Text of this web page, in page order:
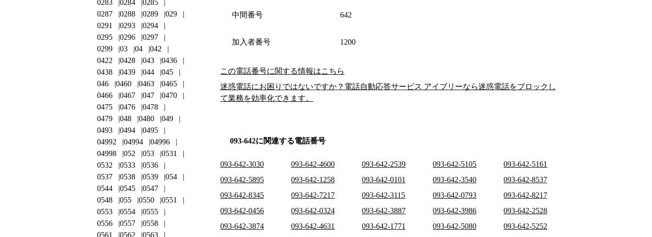
中間番号 642
加入者番号 1200
この電話番号に関する情報はこちら
迷惑電話にお困りではないですか？電話自動応答サービス アイブリーなら迷惑電話をブロックし
て業務を効率化できます。
093-642に関連する電話番号
093-642-3030 093-642-4600 093-642-2539 093-642-5105
093-642-5161
093-642-5895
093-642-1258 093-642-0101 093-642-3540
093-642-8537
093-642-8345
093-642-7217 093-642-3115 093-642-0793
093-642-8217
093-642-0456
093-642-0324 093-642-3887 093-642-3986
093-642-2528
093-642-3874
093-642-4631 093-642-1771 093-642-5080
093-642-5252
0283
0284
0285
0287
0288 0289
029
0291
0293
0294
0295
0296
0297
0299
03 04
042
0422
0428 043
0436
0438
0439 044
045
046
0460 0463
0465
0466
0467 047
0470
0475
0476
0478
0479
048 0480
049
0493
0494
0495
04992
04994
04996
04998
052 053
0531
0532
0533
0536
0537
0538 0539
054
0544
0545
0547
0548
055 0550
0551
0553
0554
0555
0556
0557
0558
0561
0562
0563